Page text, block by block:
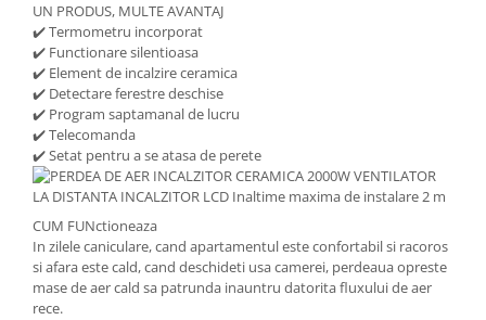
UN PRODUS, MULTE AVANTAJ
✔️ Termometru incorporat
✔️ Functionare silentioasa
✔️ Element de incalzire ceramica
✔️ Detectare ferestre deschise
✔️ Program saptamanal de lucru
✔️ Telecomanda
✔️ Setat pentru a se atasa de perete
CUM FUNctioneaza
In zilele caniculare, cand apartamentul este confortabil si racoros
si afara este cald, cand deschideti usa camerei, perdeaua opreste
mase de aer cald sa patrunda inauntru datorita fluxului de aer
rece.